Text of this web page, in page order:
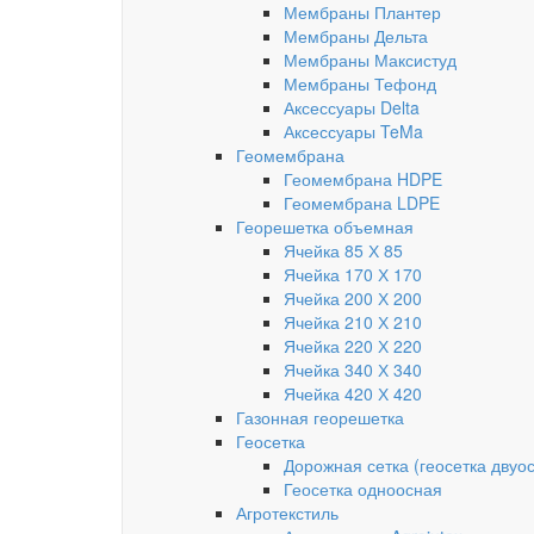
Мембраны Плантер
Мембраны Дельта
Мембраны Максистуд
Мембраны Тефонд
Аксессуары Delta
Аксессуары TeMa
Геомембрана
Геомембрана HDPE
Геомембрана LDPE
Георешетка объемная
Ячейка 85 Х 85
Ячейка 170 Х 170
Ячейка 200 Х 200
Ячейка 210 Х 210
Ячейка 220 Х 220
Ячейка 340 Х 340
Ячейка 420 Х 420
Газонная георешетка
Геосетка
Дорожная сетка (геосетка
Геосетка одноосная
Агротекстиль